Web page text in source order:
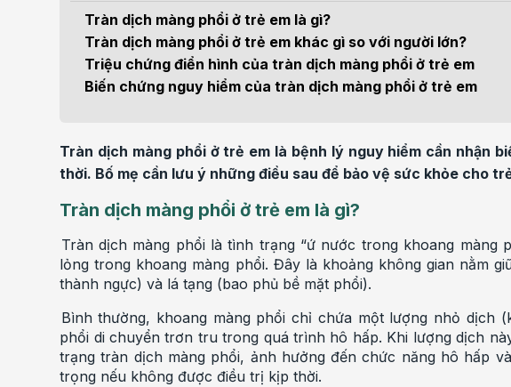
Thẩm mỹ
Tiêu hóa - Gan - Mật
Cấp cứu - Hồi sức tích
Ung bướu
Thận - Tiết niệu
chức năng
Tràn dịch màng phổi ở trẻ em là gì?
Tràn dịch màng phổi ở trẻ em khác gì so với người lớn?
Triệu chứng điển hình của tràn dịch màng phổi ở trẻ em
Biến chứng nguy hiểm của tràn dịch màng phổi ở trẻ em
Tràn dịch màng phổi ở trẻ em là bệnh lý nguy hiểm cần nhận
thời. Bố mẹ cần lưu ý những điều sau để bảo vệ sức khỏe cho
Tràn dịch màng phổi ở trẻ em là gì?
Tràn dịch màng phổi là tình trạng “ứ nước trong khoang màng
lỏng trong khoang màng phổi. Đây là khoảng không gian nằm
thành ngực) và lá tạng (bao phủ bề mặt phổi).
Bình thường, khoang màng phổi chỉ chứa một lượng nhỏ dịch
phổi di chuyển trơn tru trong quá trình hô hấp. Khi lượng dịch
trạng tràn dịch màng phổi, ảnh hưởng đến chức năng hô hấp
trọng nếu không được điều trị kịp thời.